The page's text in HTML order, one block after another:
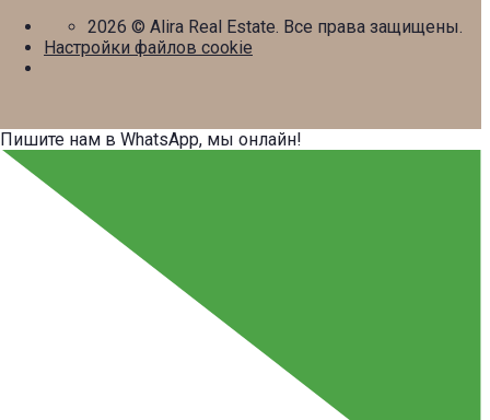
2026 © Alira Real Estate. Все права защищены.
Настройки файлов cookie
Пишите нам в WhatsApp, мы онлайн!